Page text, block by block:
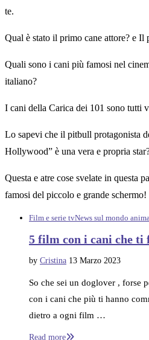
te.
Qual è stato il primo cane attore? e Il
Quali sono i cani più famosi nel
italiano?
I cani della Carica dei 101 sono tutti
Lo sapevi che il pitbull protagonista
Hollywood” è una vera e propria
Questa e atre cose svelate in questa
famosi del piccolo e grande schermo!
Film e serie tvNews sul mondo
5 film con i cani che ti
by Cristina 13 Marzo 2023
So che sei un doglover , forse
con i cani che più ti hanno
dietro a ogni film …
Read more